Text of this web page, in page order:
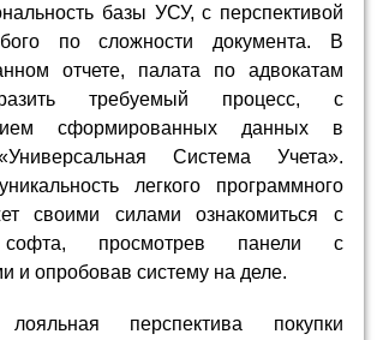
базы УСУ, с перспективой
по сложности документа. В
отчете, палата по адвокатам
требуемый процесс, с
сформированных данных в
Система Учета».
легкого программного
своими силами ознакомиться с
софта, просмотрев панели с
и опробовав систему на деле.
перспектива покупки